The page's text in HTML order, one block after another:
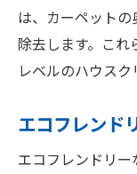
は、カーペット
除去します。こ
レベルのハウスク
エコフレンド
エコフレンドリ